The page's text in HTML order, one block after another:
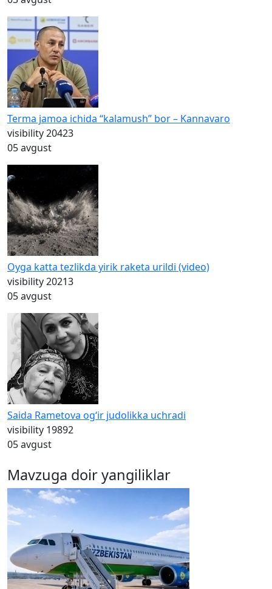
Terma jamoa ichida “kalamush” bor – Kannavaro
visibility20423
05 avgust
Oyga katta tezlikda yirik raketa urildi (video)
visibility20213
05 avgust
Saida Rametova og‘ir judolikka uchradi
visibility 19892
05 avgust
Mavzuga doir yangiliklar